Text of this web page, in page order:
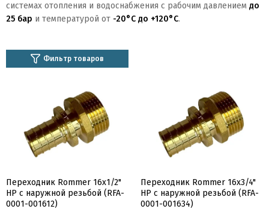
системах отопления и водоснабжения с рабочим давлением до
25 бар и температурой от -20°C до +120°C.
Фильтр товаров
Переходник Rommer 16x1/2"
НР с наружной резьбой (RFA-
0001-001612)
Переходник Rommer 16x3/4"
НР с наружной резьбой (RFA-
0001-001634)